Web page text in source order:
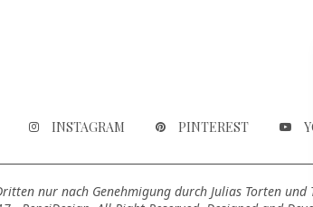
INSTAGRAM PINTEREST
nur nach Genehmigung durch Julias Torten und